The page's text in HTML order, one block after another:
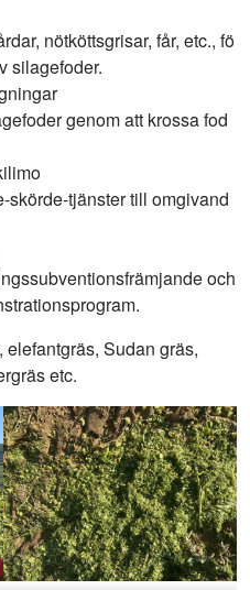
nötköttsgrisar, får, etc., fö
silagefoder.
genom att krossa fod
tjänster till omgivand
och
Sudan gräs,
etc.